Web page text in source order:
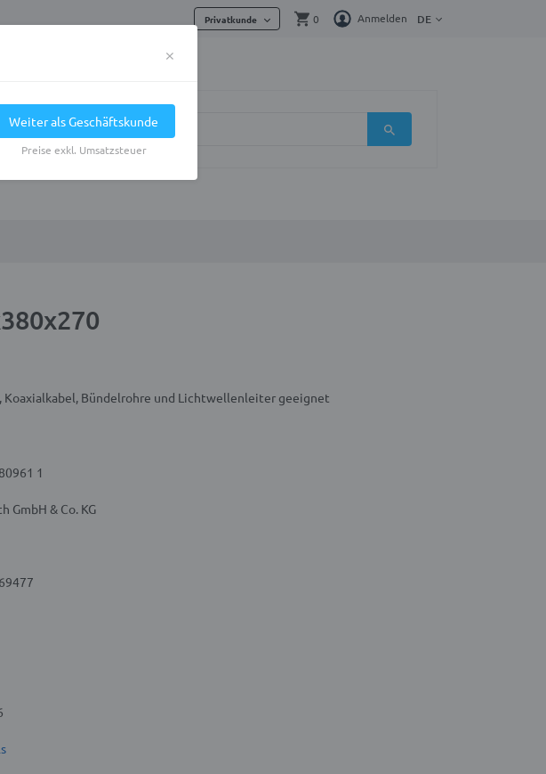
Privatkunde 0 Anmelden DE
Koaxialkabel, Bündelrohre und Lichtwellenleiter geeignet
1
GmbH & Co. KG
×
Weiter als Geschäftskunde
Preise exkl. Umsatzsteuer